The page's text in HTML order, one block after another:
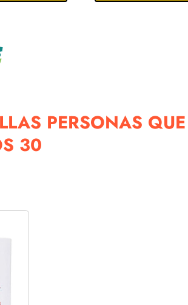
PERSONAS QUE
30